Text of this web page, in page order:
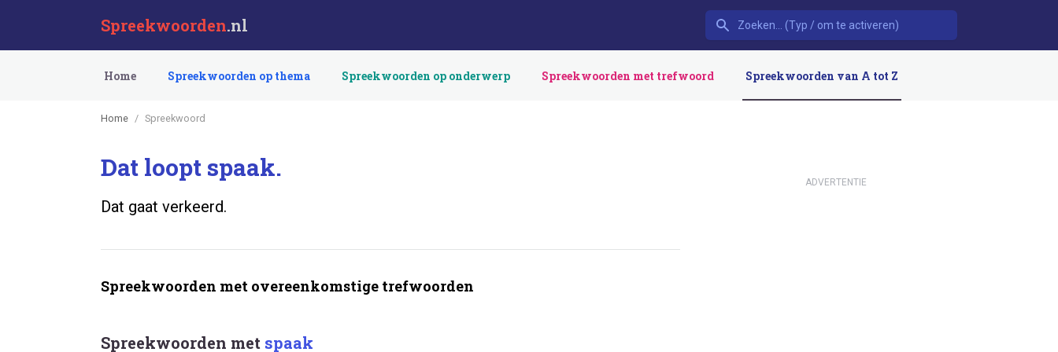
Spreekwoorden.nl
Home Spreekwoorden op thema Spreekwoorden op onderwerp Spreekwoorden met trefwoord Spreekwoorden van A tot Z
Home Spreekwoord
Dat loopt spaak.
Dat gaat verkeerd.
Spreekwoorden met overeenkomstige trefwoorden
Spreekwoorden met spaak
ADVERTENTIE